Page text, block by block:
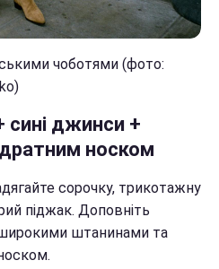
чоботями (фото:
сині джинси +
носком
сорочку, трикотажну
піджак. Доповніть
штанинами та